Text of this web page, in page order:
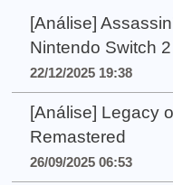
[Análise]
Nintendo Switch 2
22/12/2025 19:38
[Análise] Legacy
Remastered
26/09/2025 06:53